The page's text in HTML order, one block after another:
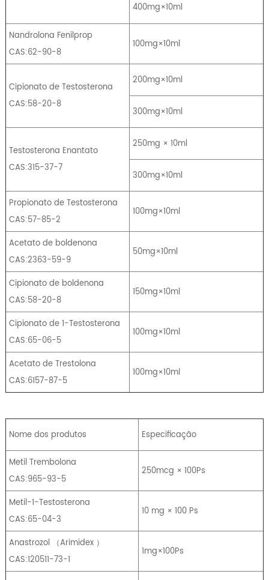
400mg×10ml
Nandrolona Fenilprop
CAS:62-90-8
100mg×10ml
Cipionato de Testosterona
CAS:58-20-8
200mg×10ml
300mg×10ml
Testosterona Enantato
CAS:315-37-7
250mg × 10ml
300mg×10ml
Propionato de Testosterona
CAS:57-85-2
100mg×10ml
Acetato de boldenona
CAS:2363-59-9
50mg×10ml
Cipionato de boldenona
CAS:58-20-8
150mg×10ml
Cipionato de 1-Testosterona
CAS:65-06-5
100mg×10ml
Acetato de Trestolona
CAS:6157-87-5
100mg×10ml
Nome dos produtos Especificação
Metil Trembolona
CAS:965-93-5
250mcg × 100Ps
Metil-1-Testosterona
CAS:65-04-3
10 mg × 100 Ps
Anastrozol （Arimidex ）
CAS:120511-73-1
1mg×100Ps